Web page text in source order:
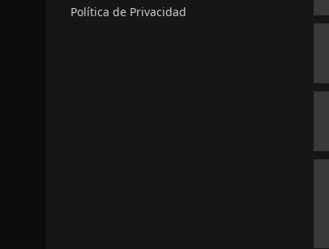
Política de Privacidad